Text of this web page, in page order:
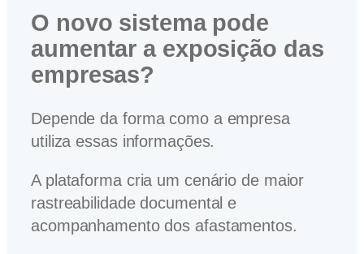
O novo sistema pode
aumentar a exposição das
empresas?
Depende da forma como a empresa
utiliza essas informações.
A plataforma cria um cenário de maior
rastreabilidade documental e
acompanhamento dos afastamentos.